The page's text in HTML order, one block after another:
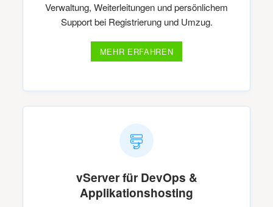
Verwaltung, Weiterleitungen und persönlichem
Support bei Registrierung und Umzug.
MEHR ERFAHREN
vServer für DevOps &
Applikationshosting